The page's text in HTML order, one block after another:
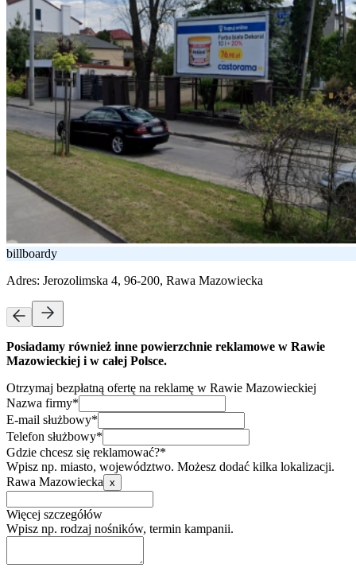
billboardy
Adres: Jerozolimska 4, 96-200, Rawa Mazowiecka
Posiadamy również inne powierzchnie reklamowe w Rawie
Mazowieckiej i w całej Polsce.
Otrzymaj bezpłatną ofertę na reklamę w Rawie Mazowieckiej
Nazwa firmy*
E-mail służbowy*
Telefon służbowy*
Gdzie chcesz się reklamować?*
Wpisz np. miasto, województwo. Możesz dodać kilka lokalizacji.
Rawa Mazowiecka x
Więcej szczegółów
Wpisz np. rodzaj nośników, termin kampanii.